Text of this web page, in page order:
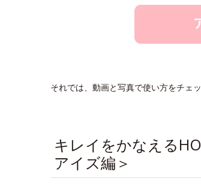
それでは、動画と写真で使い方をチェ
キレイをかなえる
アイズ編＞